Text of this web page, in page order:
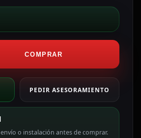
COMPRAR
PEDIR ASESORAMIENTO
o instalación antes de comprar.